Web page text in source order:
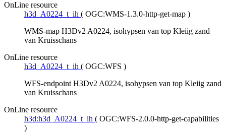
OnLine resource
h3d_A0224_t_ih ( OGC:WMS-1.3.0-http-get-map )
WMS-map H3Dv2 A0224, isohypsen van top Kleiig zand
van Kruisschans
OnLine resource
h3d_A0224_t_ih ( OGC:WFS )
WFS-endpoint H3Dv2 A0224, isohypsen van top Kleiig zand
van Kruisschans
OnLine resource
h3d:h3d_A0224_t_ih ( OGC:WFS-2.0.0-http-get-capabilities
)